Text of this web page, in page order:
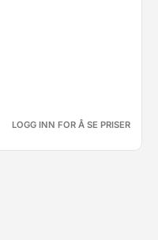
LOGG INN FOR Å SE PRISER